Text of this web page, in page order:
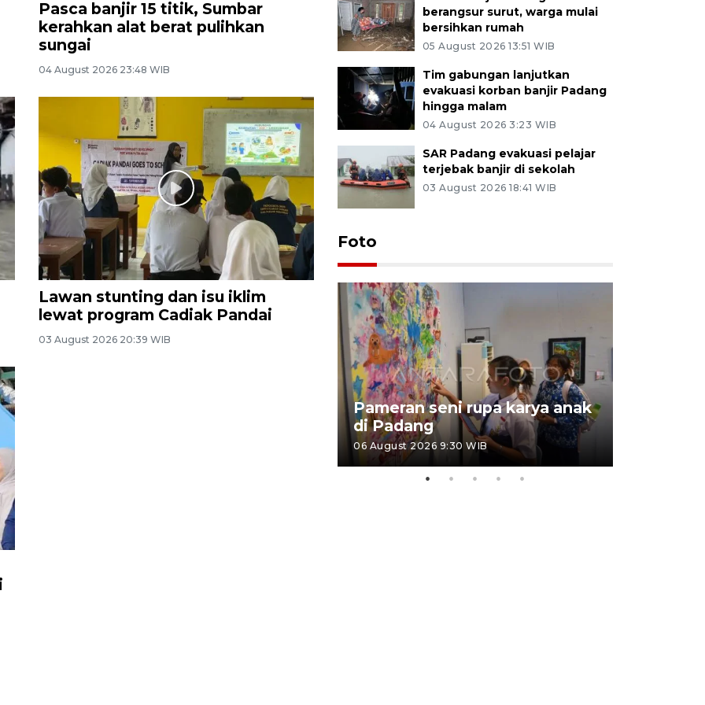
Pasca banjir 15 titik, Sumbar
kerahkan alat berat pulihkan
sungai
04 August 2026 23:48 WIB
Lawan stunting dan isu iklim
lewat program Cadiak Pandai
03 August 2026 20:39 WIB
berangsur surut, warga mulai
bersihkan rumah
05 August 2026 13:51 WIB
Tim gabungan lanjutkan
evakuasi korban banjir Padang
hingga malam
04 August 2026 3:23 WIB
SAR Padang evakuasi pelajar
terjebak banjir di sekolah
03 August 2026 18:41 WIB
Foto
Pameran seni rupa karya anak
di Padang
06 August 2026 9:30 WIB